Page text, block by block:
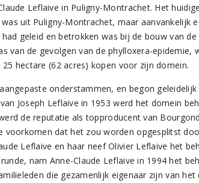
Leflaive in Puligny-Montrachet. Het
uit Puligny-Montrachet, maar aanvankelijk
geleid en betrokken was bij de bouw van de
van de gevolgen van de phylloxera-epidemie,
hectare (62 acres) kopen voor zijn domein.
onderstammen, en begon
Joseph Leflaive in 1953 werd het domein
de reputatie als topproducent van
dat het zou worden opgesplitst
Leflaive en haar neef Olivier Leflaive het
nam Anne-Claude Leflaive in 1994 het
die gezamenlijk eigenaar zijn van het